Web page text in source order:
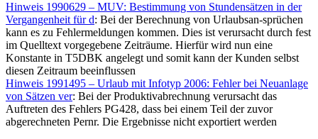
Hinweis 1990629 – MUV: Bestimmung von Stundensätzen in der
Vergangenheit für d: Bei der Berechnung von Urlaubsan-sprüchen
kann es zu Fehlermeldungen kommen. Dies ist verursacht durch fest
im Quelltext vorgegebene Zeiträume. Hierfür wird nun eine
Konstante in T5DBK angelegt und somit kann der Kunden selbst
diesen Zeitraum beeinflussen
Hinweis 1991495 – Urlaub mit Infotyp 2006: Fehler bei Neuanlage
von Sätzen ver: Bei der Produktivabrechnung verursacht das
Auftreten des Fehlers PG428, dass bei einem Teil der zuvor
abgerechneten Pernr. Die Ergebnisse nicht exportiert werden